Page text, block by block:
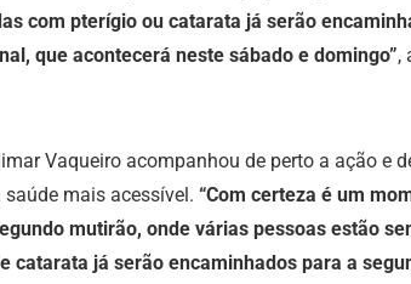
com pterígio ou catarata já serão
que acontecerá neste sábado e domingo”,
Vaqueiro acompanhou de perto a ação e
saúde mais acessível.“Com certeza é um
mutirão, onde várias pessoas estão
catarata já serão encaminhados para a